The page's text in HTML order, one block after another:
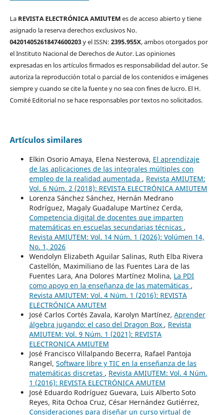
La REVISTA ELECTRÓNICA AMIUTEM es de acceso abierto y tiene
asignado la reserva derechos exclusivos No.
042014052618474600203y el ISSN: 2395.955X, ambos otorgados por
el Instituto Nacional de Derechos de Autor. Las opiniones
expresadas en los artículos firmados es responsabilidad del autor. Se
autoriza la reproducción total o parcial de los contenidos e imágenes
siempre y cuando se cite la fuente y no sea con fines de lucro. El H.
Comité Editorial no se hace responsables por textos no solicitados.
Artículos similares
Elkin Osorio Amaya, Elena Nesterova, El aprendizaje
de las aplicaciones de las integrales múltiples con
empleo de la realidad aumentada , Revista AMIUTEM:
Vol. 6 Núm. 2 (2018): REVISTA ELECTRÓNICA AMIUTEM
Lorenza Sánchez Sánchez, Hernán Medrano
Rodríguez, Magaly Guadalupe Martínez Cerda,
Competencia digital de docentes que imparten
matemáticas en escuelas secundarias técnicas ,
Revista AMIUTEM: Vol. 14 Núm. 1 (2026): Volúmen 14,
No. 1, 2026
Wendolyn Elizabeth Aguilar Salinas, Ruth Elba Rivera
Castellón, Maximiliano de las Fuentes Lara de las
Fuentes Lara, Ana Dolores Martínez Molina, La PDI
como apoyo en la enseñanza de las matemáticas ,
Revista AMIUTEM: Vol. 4 Núm. 1 (2016): REVISTA
ELECTRÓNICA AMUTEM
José Carlos Cortés Zavala, Karolyn Martínez, Aprender
álgebra jugando: el caso del Dragon Box , Revista
AMIUTEM: Vol. 9 Núm. 1 (2021): REVISTA
ELECTRONICA AMIUTEM
José Francisco Villalpando Becerra, Rafael Pantoja
Rangel, Software libre y TIC en la enseñanza de las
matemáticas discretas , Revista AMIUTEM: Vol. 4 Núm.
1 (2016): REVISTA ELECTRÓNICA AMUTEM
José Eduardo Rodríguez Guevara, Luis Alberto Soto
Reyes, Rita Ochoa Cruz, César Hernández Gutiérrez,
Consideraciones para diseñar un curso virtual de